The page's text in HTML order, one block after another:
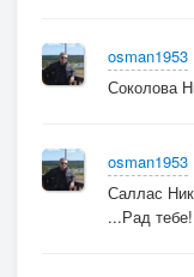
osman1953
Соколова
osman1953
Саллас
...Рад тебе!